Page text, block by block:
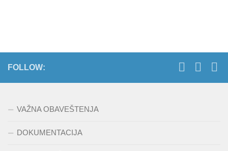
FOLLOW:
VAŽNA OBAVEŠTENJA
DOKUMENTACIJA